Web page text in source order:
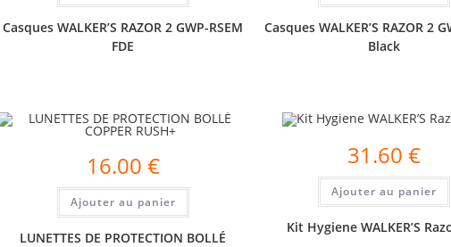
Casques WALKER’S RAZOR 2 GWP-RSEM
FDE
Casques WALKER’S RAZOR 2
Black
16.00 €
Ajouter au panier
LUNETTES DE PROTECTION BOLLÉ
31.60€
Ajouter au panier
Kit Hygiene WALKER’S